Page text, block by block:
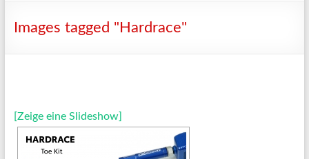
Images tagged "Hardrace"
[Zeige eine Slideshow]